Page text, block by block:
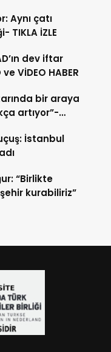
Aynı çatı
TIKLA İZLE
dev iftar
VİDEO HABER
bir araya
artıyor”-
İstanbul
“Birlikte
kurabiliriz”